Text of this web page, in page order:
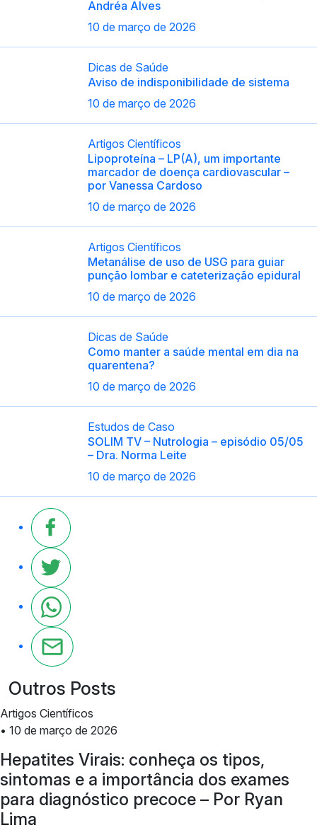
Andréa Alves
10 de março de 2026
Dicas de Saúde
Aviso de indisponibilidade de sistema
10 de março de 2026
Artigos Científicos
Lipoproteína – LP(A), um importante
marcador de doença cardiovascular –
por Vanessa Cardoso
10 de março de 2026
Artigos Científicos
Metanálise de uso de USG para guiar
punção lombar e cateterização epidural
10 de março de 2026
Dicas de Saúde
Como manter a saúde mental em dia na
quarentena?
10 de março de 2026
Estudos de Caso
SOLIM TV – Nutrologia – episódio 05/05
– Dra. Norma Leite
10 de março de 2026
Outros Posts
Artigos Científicos
• 10 de março de 2026
Hepatites Virais: conheça os tipos,
sintomas e a importância dos exames
para diagnóstico precoce – Por Ryan
Lima